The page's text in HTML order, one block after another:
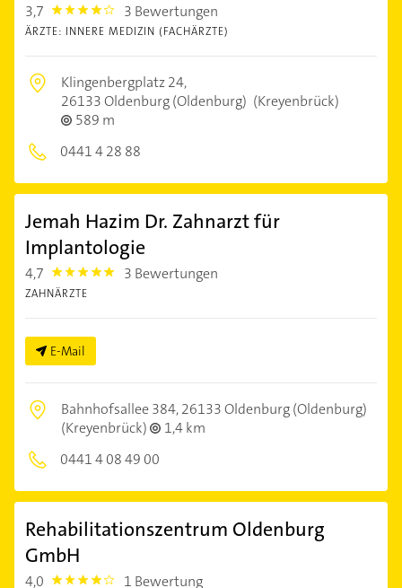
3,7 3.7 3 Bewertungen
ÄRZTE: INNERE MEDIZIN (FACHÄRZTE)
Klingenbergplatz 24,
26133 Oldenburg (Oldenburg) (Kreyenbrück)
589 m
0441 4 28 88
Jemah Hazim Dr. Zahnarzt für
Implantologie
4,7 4.7000003 3 Bewertungen
ZAHNÄRZTE
E-Mail
Bahnhofsallee 384,26133 Oldenburg (Oldenburg)
(Kreyenbrück)
1,4 km
0441 4 08 49 00
Rehabilitationszentrum Oldenburg
GmbH
4,0 4.0 1 Bewertung